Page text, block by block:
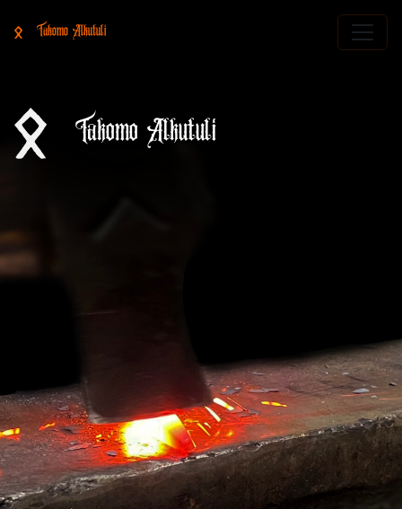
Takomo Alkutuli
Takomo Alkutuli